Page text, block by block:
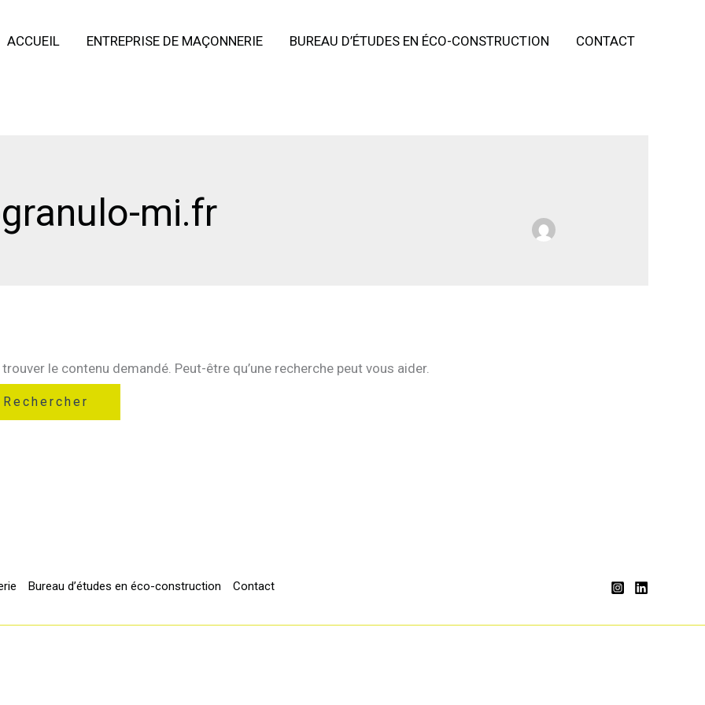
ACCUEIL ENTREPRISE DE MAÇONNERIE BUREAU D’ÉTUDES EN ÉCO-CONSTRUCTION CONTACT
mi.fr
le contenu demandé. Peut-être qu’une recherche peut vous aider.
Bureau d’études en éco-construction Contact